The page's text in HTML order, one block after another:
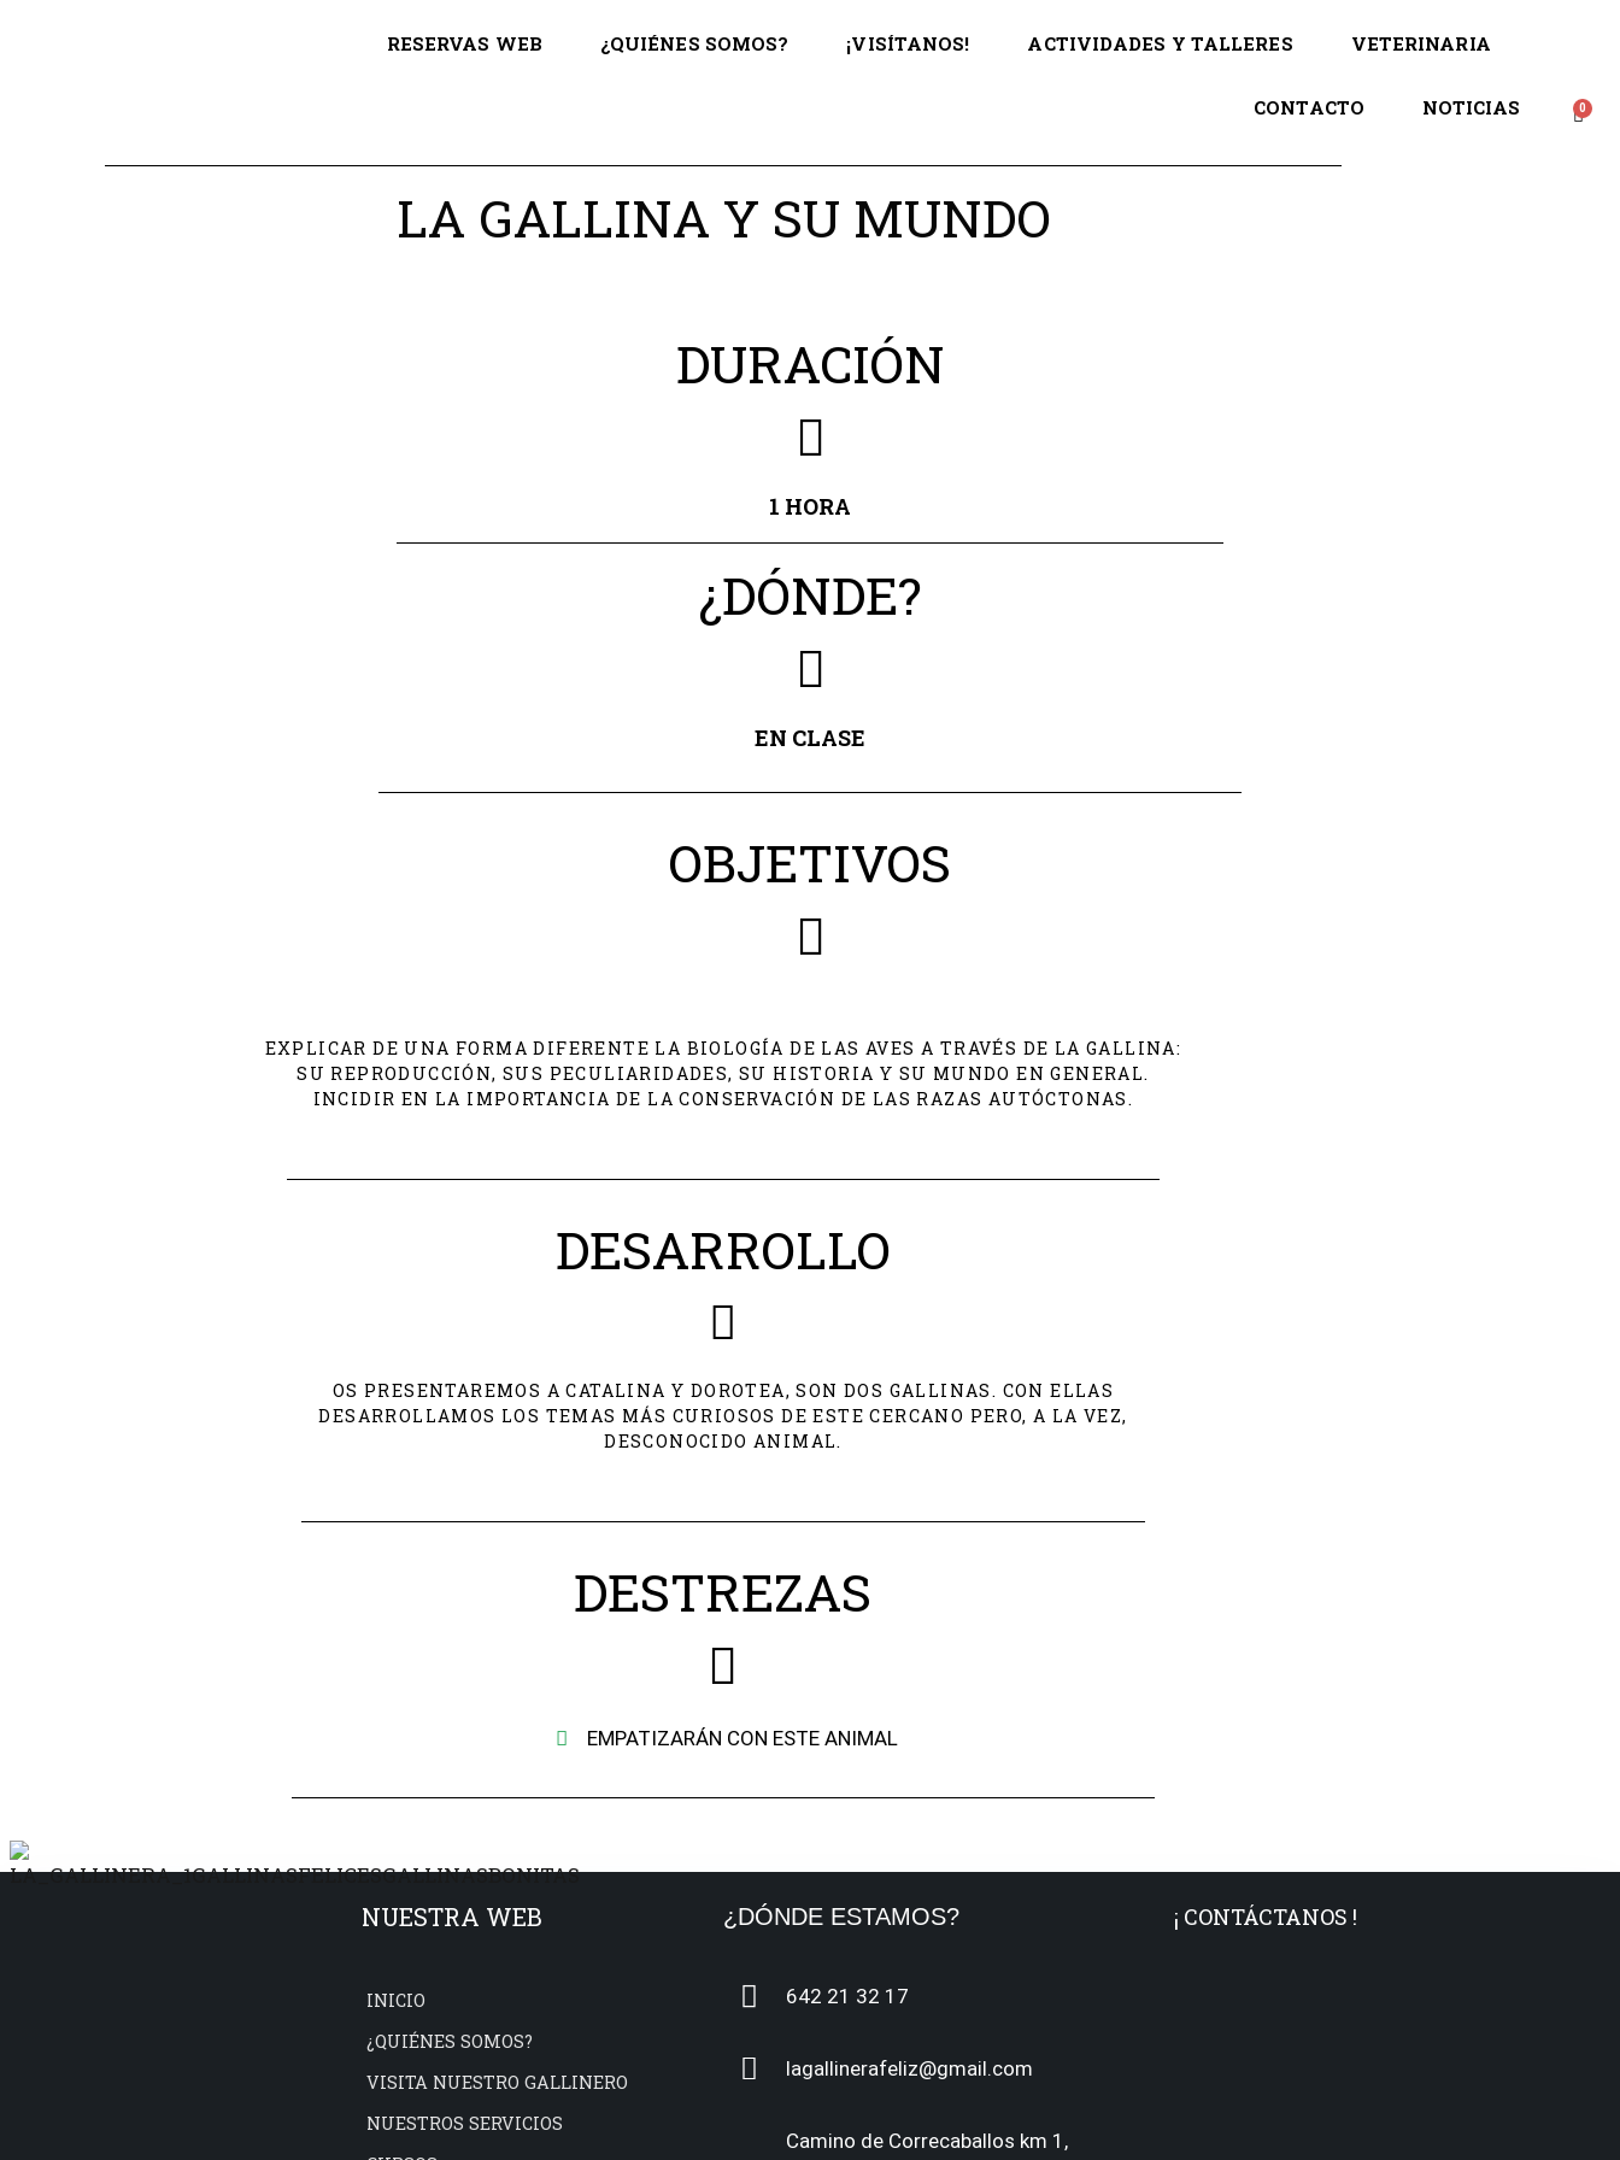
RESERVAS WEB ¿QUIÉNES SOMOS? ¡VISÍTANOS! ACTIVIDADES Y TALLERES VETERINARIA
CONTACTO NOTICIAS
LA GALLINA Y SU MUNDO
DURACIÓN
1 HORA
¿DÓNDE?
EN CLASE
OBJETIVOS
EXPLICAR DE UNA FORMA DIFERENTE LA BIOLOGÍA DE LAS AVES A TRAVÉS DE LA GALLINA:
SU REPRODUCCIÓN, SUS PECULIARIDADES, SU HISTORIA Y SU MUNDO EN GENERAL.
INCIDIR EN LA IMPORTANCIA DE LA CONSERVACIÓN DE LAS RAZAS AUTÓCTONAS.
DESARROLLO
OS PRESENTAREMOS A CATALINA Y DOROTEA, SON DOS GALLINAS. CON ELLAS
DESARROLLAMOS LOS TEMAS MÁS CURIOSOS DE ESTE CERCANO PERO, A LA VEZ,
DESCONOCIDO ANIMAL.
DESTREZAS
EMPATIZARÁN CON ESTE ANIMAL
NUESTRA WEB
INICIO
¿QUIÉNES SOMOS?
VISITA NUESTRO GALLINERO
NUESTROS SERVICIOS
¿DÓNDE ESTAMOS?
642 21 32 17
lagallinerafeliz@gmail.com
Camino de Correcaballos km 1,
¡ CONTÁCTANOS !